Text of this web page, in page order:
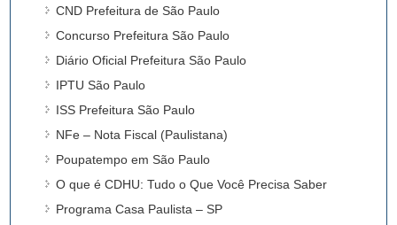
CND Prefeitura de São Paulo
Concurso Prefeitura São Paulo
Diário Oficial Prefeitura São Paulo
IPTU São Paulo
ISS Prefeitura São Paulo
NFe – Nota Fiscal (Paulistana)
Poupatempo em São Paulo
O que é CDHU: Tudo o Que Você Precisa Saber
Programa Casa Paulista – SP